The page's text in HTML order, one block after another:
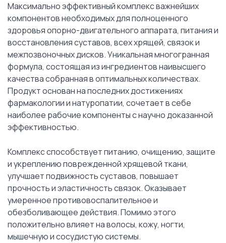
Максимально эффективный комплекс важнейших
компонентов необходимых для полноценного
здоровья опорно-двигательного аппарата, питания и
восстановления суставов, всех хрящей, связок и
межпозвоночных дисков. Уникальная многогранная
формула, состоящая из ингредиентов наивысшего
качества собранная в оптимальных количествах.
Продукт основан на последних достижениях
фармакологии и натуропатии, сочетает в себе
наиболее рабочие компоненты с научно доказанной
эффективностью.
Комплекс способствует питанию, очищению, защите
и укреплению поврежденной хрящевой ткани,
улучшает подвижность суставов, повышает
прочность и эластичность связок. Оказывает
умеренное противовоспалительное и
обезболивающее действия. Помимо этого
положительно влияет на волосы, кожу, ногти,
мышечную и сосудистую системы.